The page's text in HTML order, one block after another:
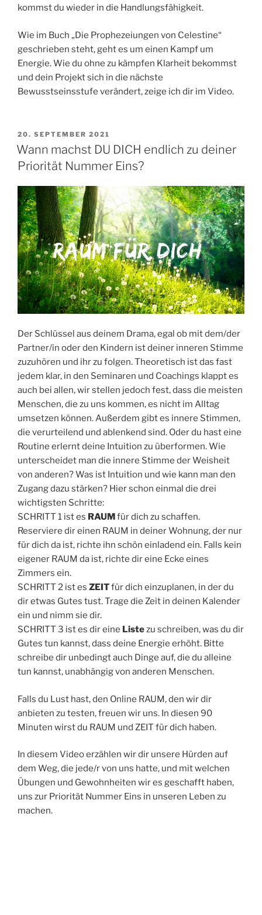
kommst du wieder in die Handlungsfähigkeit.
Wie im Buch „Die Prophezeiungen von Celestine“
geschrieben steht, geht es um einen Kampf um
Energie. Wie du ohne zu kämpfen Klarheit bekommst
und dein Projekt sich in die nächste
Bewusstseinsstufe verändert, zeige ich dir im Video.
VERÖFFENTLICHT
AM
20. SEPTEMBER 2021
Wann machst DU DICH endlich zu deiner
Priorität Nummer Eins?
Der Schlüssel aus deinem Drama, egal ob mit dem/der
Partner/in oder den Kindern ist deiner inneren Stimme
zuzuhören und ihr zu folgen. Theoretisch ist das fast
jedem klar, in den Seminaren und Coachings klappt es
auch bei allen, wir stellen jedoch fest, dass die meisten
Menschen, die zu uns kommen, es nicht im Alltag
umsetzen können. Außerdem gibt es innere Stimmen,
die verurteilend und ablenkend sind. Oder du hast eine
Routine erlernt deine Intuition zu überformen. Wie
unterscheidet man die innere Stimme der Weisheit
von anderen? Was ist Intuition und wie kann man den
Zugang dazu stärken? Hier schon einmal die drei
wichtigsten Schritte:
SCHRITT 1 ist es RAUMfür dich zu schaffen.
Reserviere dir einen RAUM in deiner Wohnung, der nur
für dich da ist, richte ihn schön einladend ein. Falls kein
eigener RAUM da ist, richte dir eine Ecke eines
Zimmers ein.
SCHRITT 2 ist es ZEITfür dich einzuplanen, in der du
dir etwas Gutes tust. Trage die Zeit in deinen Kalender
ein und nimm sie dir.
SCHRITT 3 ist es dir eine Listezu schreiben, was du dir
Gutes tun kannst, dass deine Energie erhöht. Bitte
schreibe dir unbedingt auch Dinge auf, die du alleine
tun kannst, unabhängig von anderen Menschen.
Falls du Lust hast, den Online RAUM, den wir dir
anbieten zu testen, freuen wir uns. In diesen 90
Minuten wirst du RAUM und ZEIT für dich haben.
In diesem Video erzählen wir dir unsere Hürden auf
dem Weg, die jede/r von uns hatte, und mit welchen
Übungen und Gewohnheiten wir es geschafft haben,
uns zur Priorität Nummer Eins in unseren Leben zu
machen.